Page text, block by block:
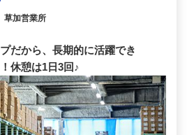
草加営業所
だから、長期的に活躍でき
休憩は1日3回♪